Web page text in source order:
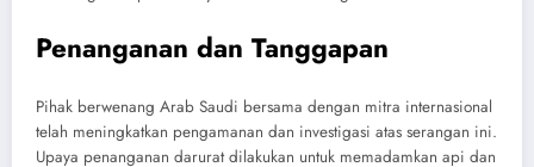
Penanganan dan Tanggapan
Pihak berwenang Arab Saudi bersama dengan mitra internasional
telah meningkatkan pengamanan dan investigasi atas serangan ini.
Upaya penanganan darurat dilakukan untuk memadamkan api dan